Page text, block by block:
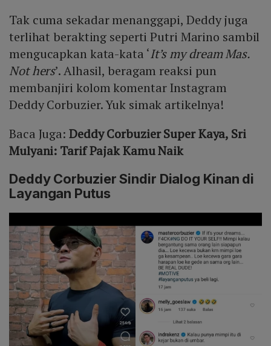
Tak cuma sekadar menanggapi, Deddy juga
terlihat berakting seperti Putri Marino sambil
mengucapkan kata-kata ‘It’s my dream Mas.
Not hers’. Alhasil, beragam reaksi pun
membanjiri kolom komentar Instagram
Deddy Corbuzier. Yuk simak artikelnya!
Baca Juga: Deddy Corbuzier Super Kaya, Sri
Mulyani: Tarif Pajak Kamu Naik
Deddy Corbuzier Sindir Dialog Kinan di
Layangan Putus